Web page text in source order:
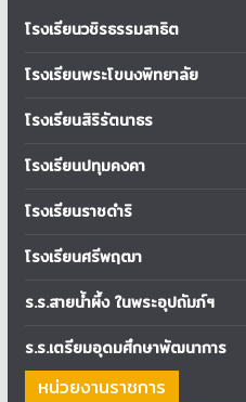
โรงเรียนวชิรธรรมสาธิต
โรงเรียนพระโขนงพิทยาลัย
โรงเรียนสิริรัตนาธร
โรงเรียนปทุมคงคา
โรงเรียนราชดำริ
โรงเรียนศรีพฤฒา
ร.ร.สายน้ำผึ้ง ในพระอุปถัมภ์ฯ
ร.ร.เตรียมอุดมศึกษาพัฒนาการ
หน่วยงานราชการ